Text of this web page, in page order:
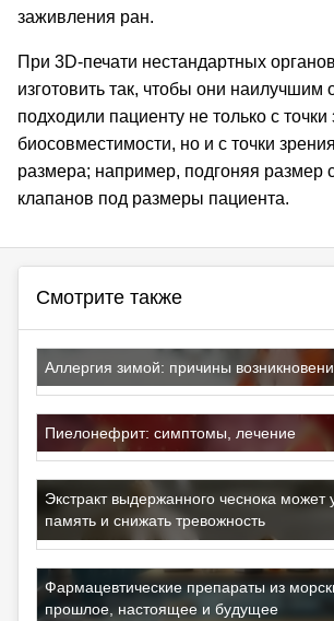
заживления ран.
При 3D-печати нестандартных
изготовить так, чтобы они наилучшим
подходили пациенту не только с точки
биосовместимости, но и с точки
размера; например, подгоняя размер
клапанов под размеры пациента.
Смотрите также
Аллергия зимой: причины
Пиелонефрит: симптомы, лечение
Экстракт выдержанного чеснока может
память и снижать тревожность
Фармацевтические препараты из
прошлое, настоящее и будущее